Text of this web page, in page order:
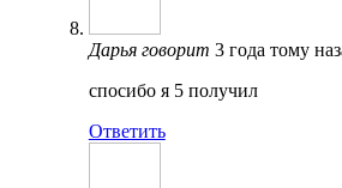
Дарья говорит 3 года тому
спосибо я 5 получил
Ответить